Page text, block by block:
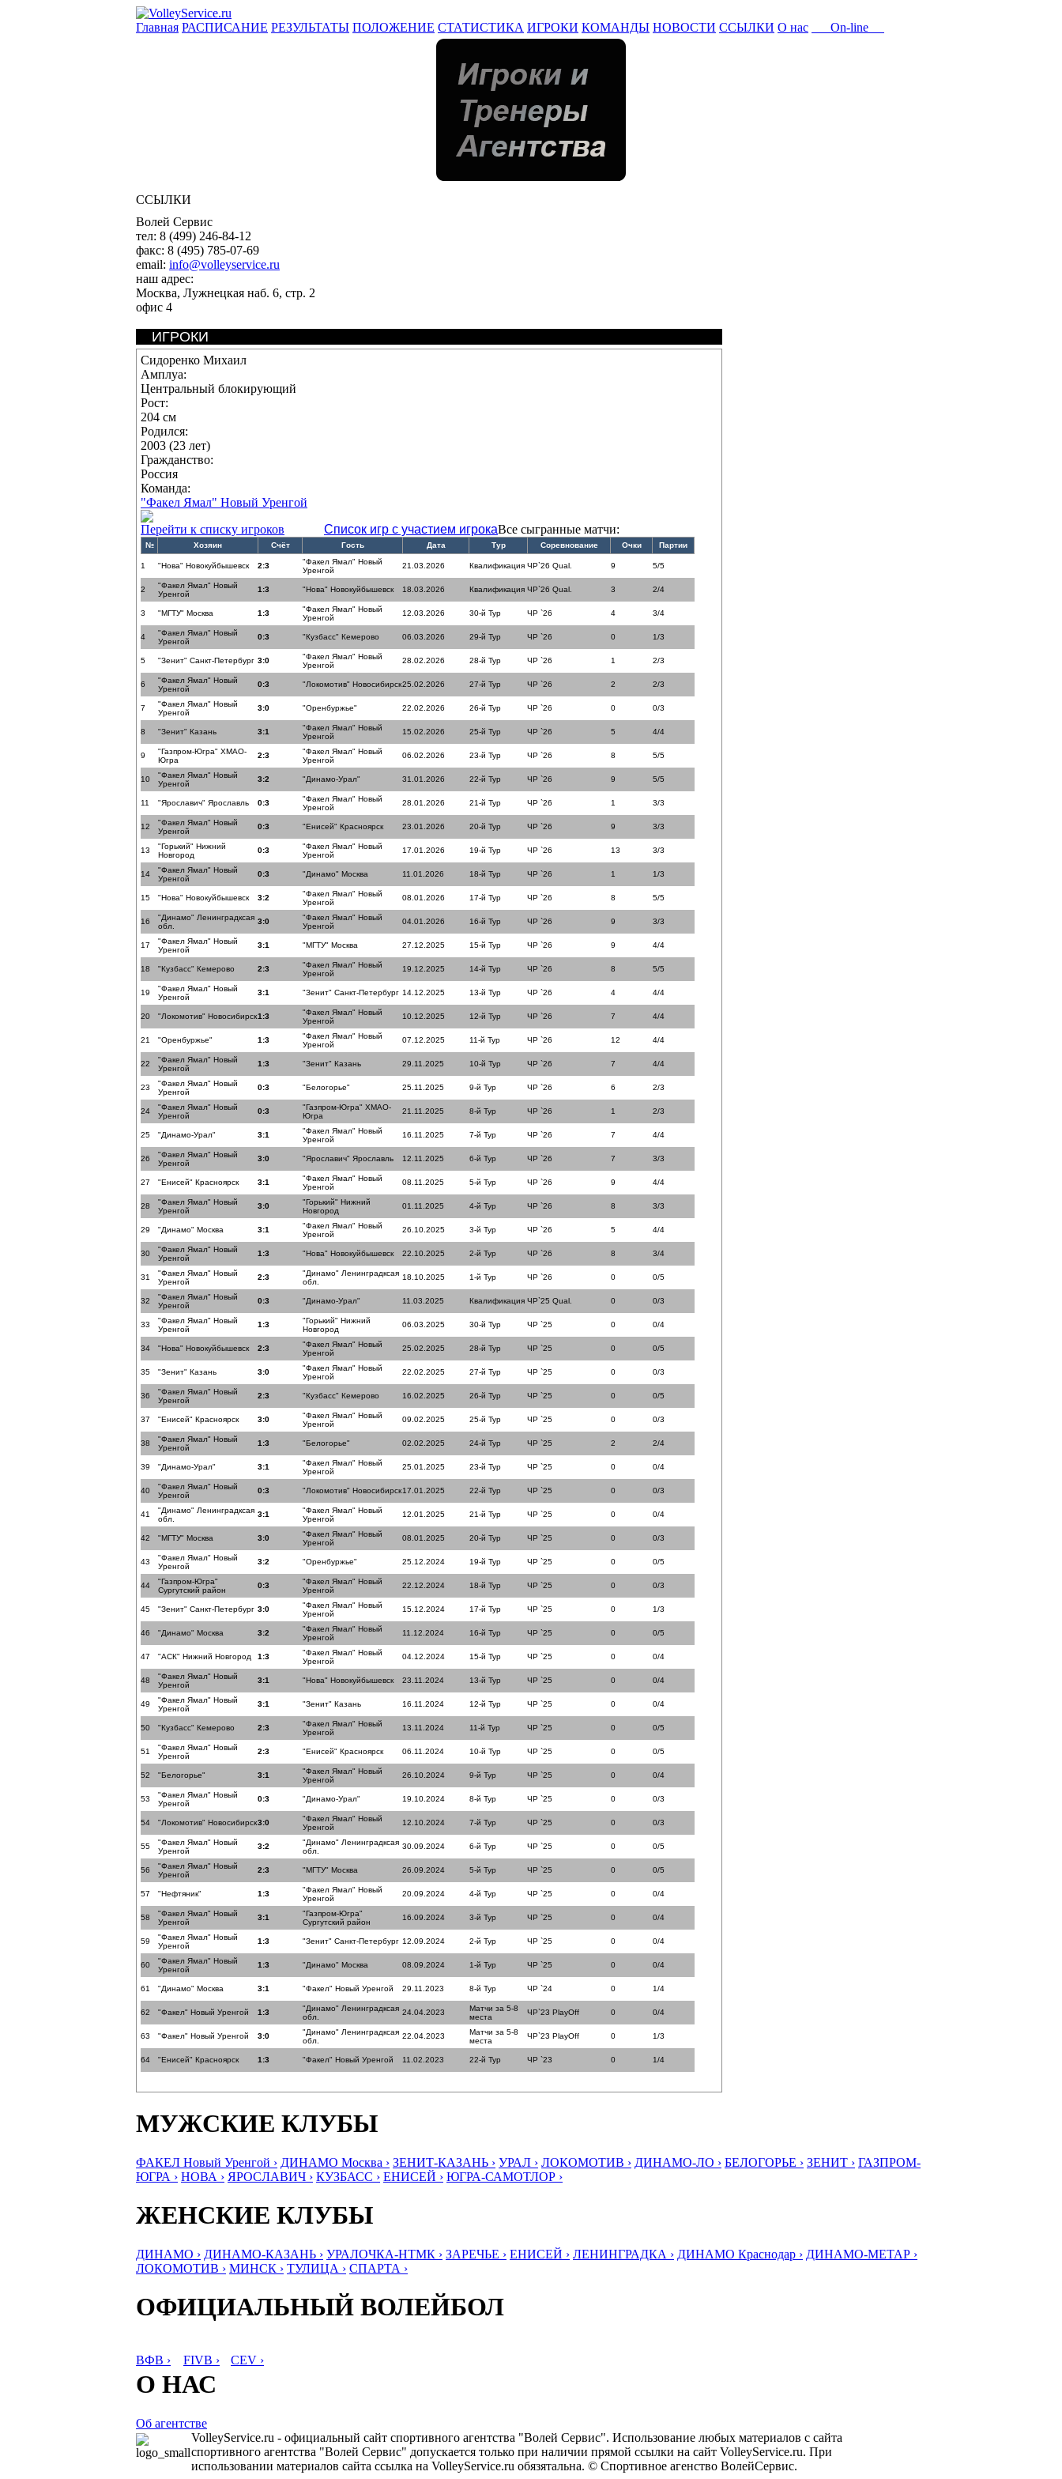
Главная РАСПИСАНИЕ РЕЗУЛЬТАТЫ ПОЛОЖЕНИЕ СТАТИСТИКА ИГРОКИ КОМАНДЫ НОВОСТИ ССЫЛКИ О нас On-line
ССЫЛКИ
Волей Сервис
тел: 8 (499) 246-84-12
факс: 8 (495) 785-07-69
email: info@volleyservice.ru
наш адрес:
Москва, Лужнецкая наб. 6, стр. 2
офис 4
ИГРОКИ
Сидоренко Михаил
Амплуа:
Центральный блокирующий
Рост:
204 см
Родился:
2003 (23 лет)
Гражданство:
Россия
Команда:
"Факел Ямал" Новый Уренгой
Перейти к списку игроков
Список игр с участием игрокаВсе сыгранные матчи:
№ Хозяин Счёт Гость Дата Тур Соревнование Очки Партии
1 "Нова" Новокуйбышевск 2:3
"Факел Ямал" Новый
Уренгой
21.03.2026 Квалификация ЧР`26 Qual. 9 5/5
2
"Факел Ямал" Новый
Уренгой
1:3 "Нова" Новокуйбышевск 18.03.2026 Квалификация ЧР`26 Qual. 3 2/4
3 "МГТУ" Москва 1:3
"Факел Ямал" Новый
Уренгой
12.03.2026 30-й Тур ЧР `26 4 3/4
4
"Факел Ямал" Новый
Уренгой
0:3 "Кузбасс" Кемерово 06.03.2026 29-й Тур ЧР `26 0 1/3
5 "Зенит" Санкт-Петербург 3:0
"Факел Ямал" Новый
Уренгой
28.02.2026 28-й Тур ЧР `26 1 2/3
6
"Факел Ямал" Новый
Уренгой
0:3 "Локомотив" Новосибирск25.02.2026 27-й Тур ЧР `26 2 2/3
7
"Факел Ямал" Новый
Уренгой
3:0 "Оренбуржье" 22.02.2026 26-й Тур ЧР `26 0 0/3
8 "Зенит" Казань 3:1
"Факел Ямал" Новый
Уренгой
15.02.2026 25-й Тур ЧР `26 5 4/4
9
"Газпром-Югра" ХМАО-
Югра
2:3
"Факел Ямал" Новый
Уренгой
06.02.2026 23-й Тур ЧР `26 8 5/5
10
"Факел Ямал" Новый
Уренгой
3:2 "Динамо-Урал" 31.01.2026 22-й Тур ЧР `26 9 5/5
11 "Ярославич" Ярославль 0:3
"Факел Ямал" Новый
Уренгой
28.01.2026 21-й Тур ЧР `26 1 3/3
12
"Факел Ямал" Новый
Уренгой
0:3 "Енисей" Красноярск 23.01.2026 20-й Тур ЧР `26 9 3/3
13
"Горький" Нижний
Новгород
0:3
"Факел Ямал" Новый
Уренгой
17.01.2026 19-й Тур ЧР `26 13 3/3
14
"Факел Ямал" Новый
Уренгой
0:3 "Динамо" Москва 11.01.2026 18-й Тур ЧР `26 1 1/3
15 "Нова" Новокуйбышевск 3:2
"Факел Ямал" Новый
Уренгой
08.01.2026 17-й Тур ЧР `26 8 5/5
16
"Динамо" Ленинградксая
обл.
3:0
"Факел Ямал" Новый
Уренгой
04.01.2026 16-й Тур ЧР `26 9 3/3
17
"Факел Ямал" Новый
Уренгой
3:1 "МГТУ" Москва 27.12.2025 15-й Тур ЧР `26 9 4/4
18 "Кузбасс" Кемерово 2:3
"Факел Ямал" Новый
Уренгой
19.12.2025 14-й Тур ЧР `26 8 5/5
19
"Факел Ямал" Новый
Уренгой
3:1 "Зенит" Санкт-Петербург 14.12.2025 13-й Тур ЧР `26 4 4/4
20 "Локомотив" Новосибирск1:3
"Факел Ямал" Новый
Уренгой
10.12.2025 12-й Тур ЧР `26 7 4/4
21 "Оренбуржье" 1:3
"Факел Ямал" Новый
Уренгой
07.12.2025 11-й Тур ЧР `26 12 4/4
22
"Факел Ямал" Новый
Уренгой
1:3 "Зенит" Казань 29.11.2025 10-й Тур ЧР `26 7 4/4
23
"Факел Ямал" Новый
Уренгой
0:3 "Белогорье" 25.11.2025 9-й Тур ЧР `26 6 2/3
24
"Факел Ямал" Новый
Уренгой
0:3
"Газпром-Югра" ХМАО-
Югра
21.11.2025 8-й Тур ЧР `26 1 2/3
25 "Динамо-Урал" 3:1
"Факел Ямал" Новый
Уренгой
16.11.2025 7-й Тур ЧР `26 7 4/4
26
"Факел Ямал" Новый
Уренгой
3:0 "Ярославич" Ярославль 12.11.2025 6-й Тур ЧР `26 7 3/3
27 "Енисей" Красноярск 3:1
"Факел Ямал" Новый
Уренгой
08.11.2025 5-й Тур ЧР `26 9 4/4
28
"Факел Ямал" Новый
Уренгой
3:0
"Горький" Нижний
Новгород
01.11.2025 4-й Тур ЧР `26 8 3/3
29 "Динамо" Москва 3:1
"Факел Ямал" Новый
Уренгой
26.10.2025 3-й Тур ЧР `26 5 4/4
30
"Факел Ямал" Новый
Уренгой
1:3 "Нова" Новокуйбышевск 22.10.2025 2-й Тур ЧР `26 8 3/4
31
"Факел Ямал" Новый
Уренгой
2:3
"Динамо" Ленинградксая
обл.
18.10.2025 1-й Тур ЧР `26 0 0/5
32
"Факел Ямал" Новый
Уренгой
0:3 "Динамо-Урал" 11.03.2025 Квалификация ЧР`25 Qual. 0 0/3
33
"Факел Ямал" Новый
Уренгой
1:3
"Горький" Нижний
Новгород
06.03.2025 30-й Тур ЧР `25 0 0/4
34 "Нова" Новокуйбышевск 2:3
"Факел Ямал" Новый
Уренгой
25.02.2025 28-й Тур ЧР `25 0 0/5
35 "Зенит" Казань 3:0
"Факел Ямал" Новый
Уренгой
22.02.2025 27-й Тур ЧР `25 0 0/3
36
"Факел Ямал" Новый
Уренгой
2:3 "Кузбасс" Кемерово 16.02.2025 26-й Тур ЧР `25 0 0/5
37 "Енисей" Красноярск 3:0
"Факел Ямал" Новый
Уренгой
09.02.2025 25-й Тур ЧР `25 0 0/3
38
"Факел Ямал" Новый
Уренгой
1:3 "Белогорье" 02.02.2025 24-й Тур ЧР `25 2 2/4
39 "Динамо-Урал" 3:1
"Факел Ямал" Новый
Уренгой
25.01.2025 23-й Тур ЧР `25 0 0/4
40
"Факел Ямал" Новый
Уренгой
0:3 "Локомотив" Новосибирск17.01.2025 22-й Тур ЧР `25 0 0/3
41
"Динамо" Ленинградксая
обл.
3:1
"Факел Ямал" Новый
Уренгой
12.01.2025 21-й Тур ЧР `25 0 0/4
42 "МГТУ" Москва 3:0
"Факел Ямал" Новый
Уренгой
08.01.2025 20-й Тур ЧР `25 0 0/3
43
"Факел Ямал" Новый
Уренгой
3:2 "Оренбуржье" 25.12.2024 19-й Тур ЧР `25 0 0/5
44
"Газпром-Югра"
Сургутский район
0:3
"Факел Ямал" Новый
Уренгой
22.12.2024 18-й Тур ЧР `25 0 0/3
45 "Зенит" Санкт-Петербург 3:0
"Факел Ямал" Новый
Уренгой
15.12.2024 17-й Тур ЧР `25 0 1/3
46 "Динамо" Москва 3:2
"Факел Ямал" Новый
Уренгой
11.12.2024 16-й Тур ЧР `25 0 0/5
47 "АСК" Нижний Новгород 1:3
"Факел Ямал" Новый
Уренгой
04.12.2024 15-й Тур ЧР `25 0 0/4
48
"Факел Ямал" Новый
Уренгой
3:1 "Нова" Новокуйбышевск 23.11.2024 13-й Тур ЧР `25 0 0/4
49
"Факел Ямал" Новый
Уренгой
3:1 "Зенит" Казань 16.11.2024 12-й Тур ЧР `25 0 0/4
50 "Кузбасс" Кемерово 2:3
"Факел Ямал" Новый
Уренгой
13.11.2024 11-й Тур ЧР `25 0 0/5
51
"Факел Ямал" Новый
Уренгой
2:3 "Енисей" Красноярск 06.11.2024 10-й Тур ЧР `25 0 0/5
52 "Белогорье" 3:1
"Факел Ямал" Новый
Уренгой
26.10.2024 9-й Тур ЧР `25 0 0/4
53
"Факел Ямал" Новый
Уренгой
0:3 "Динамо-Урал" 19.10.2024 8-й Тур ЧР `25 0 0/3
54 "Локомотив" Новосибирск3:0
"Факел Ямал" Новый
Уренгой
12.10.2024 7-й Тур ЧР `25 0 0/3
55
"Факел Ямал" Новый
Уренгой
3:2
"Динамо" Ленинградксая
обл.
30.09.2024 6-й Тур ЧР `25 0 0/5
56
"Факел Ямал" Новый
Уренгой
2:3 "МГТУ" Москва 26.09.2024 5-й Тур ЧР `25 0 0/5
57 "Нефтяник" 1:3
"Факел Ямал" Новый
Уренгой
20.09.2024 4-й Тур ЧР `25 0 0/4
58
"Факел Ямал" Новый
Уренгой
3:1
"Газпром-Югра"
Сургутский район
16.09.2024 3-й Тур ЧР `25 0 0/4
59
"Факел Ямал" Новый
Уренгой
1:3 "Зенит" Санкт-Петербург 12.09.2024 2-й Тур ЧР `25 0 0/4
60
"Факел Ямал" Новый
Уренгой
1:3 "Динамо" Москва 08.09.2024 1-й Тур ЧР `25 0 0/4
61 "Динамо" Москва 3:1 "Факел" Новый Уренгой 29.11.2023 8-й Тур ЧР `24 0 1/4
62 "Факел" Новый Уренгой 1:3
"Динамо" Ленинградксая
обл.
24.04.2023
Матчи за 5-8
места
ЧР`23 PlayOff 0 0/4
63 "Факел" Новый Уренгой 3:0
"Динамо" Ленинградксая
обл.
22.04.2023
Матчи за 5-8
места
ЧР`23 PlayOff 0 1/3
64 "Енисей" Красноярск 1:3 "Факел" Новый Уренгой 11.02.2023 22-й Тур ЧР `23 0 1/4
МУЖСКИЕ КЛУБЫ
ФАКЕЛ Новый Уренгой › ДИНАМО Москва › ЗЕНИТ-КАЗАНЬ › УРАЛ › ЛОКОМОТИВ › ДИНАМО-ЛО › БЕЛОГОРЬЕ › ЗЕНИТ › ГАЗПРОМ-
ЮГРА › НОВА › ЯРОСЛАВИЧ › КУЗБАСС › ЕНИСЕЙ › ЮГРА-САМОТЛОР ›
ЖЕНСКИЕ КЛУБЫ
ДИНАМО › ДИНАМО-КАЗАНЬ › УРАЛОЧКА-НТМК › ЗАРЕЧЬЕ › ЕНИСЕЙ › ЛЕНИНГРАДКА › ДИНАМО Краснодар › ДИНАМО-МЕТАР ›
ЛОКОМОТИВ › МИНСК › ТУЛИЦА › СПАРТА ›
ОФИЦИАЛЬНЫЙ ВОЛЕЙБОЛ
ВФВ › FIVB › CEV ›
О НАС
Об агентстве
VolleyService.ru - официальный сайт спортивного агентства "Волей Сервис". Использование любых материалов с сайта
спортивного агентства "Волей Сервис" допускается только при наличии прямой ссылки на сайт VolleyService.ru. При
использовании материалов сайта ссылка на VolleyService.ru обязятальна. © Спортивное агенство ВолейСервис.